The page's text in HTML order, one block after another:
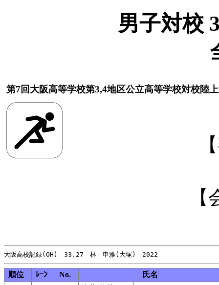
男子対校
第7回大阪高等学校第3,4地区公立高等学校対校陸
順位 ﾚｰﾝ No.
氏名